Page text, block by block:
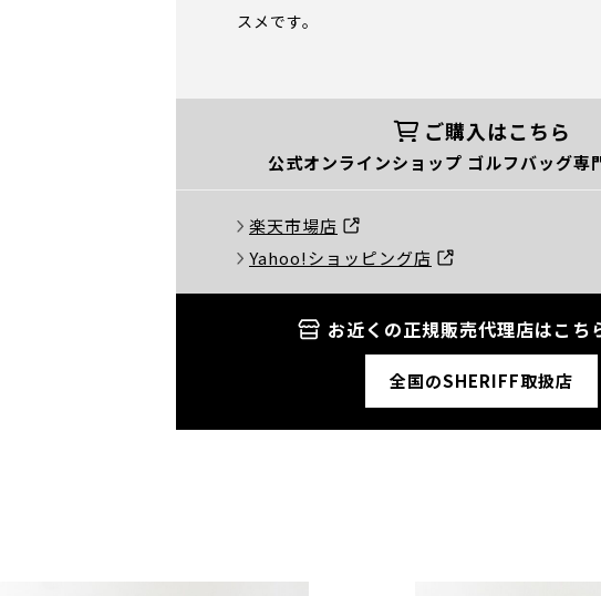
スメです。
ご購入はこちら
公式オンラインショップ ゴルフバッグ専
楽天市場店
Yahoo!ショッピング店
お近くの正規販売代理店はこち
全国のSHERIFF取扱店